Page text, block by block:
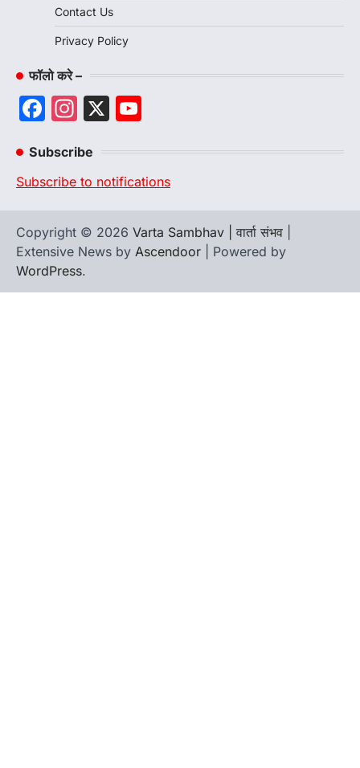
Contact Us
Privacy Policy
फॉलो करे –
Facebook
Instagram
X
Subscribe
Subscribe to notifications
Copyright © 2026 Varta Sambhav | वार्ता संभव
Extensive News by Ascendoor | Powered by
WordPress.